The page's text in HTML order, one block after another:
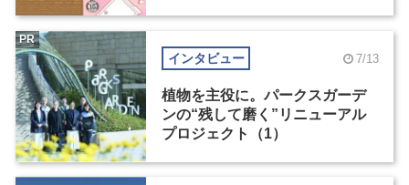
インタビュー 7/13
植物を主役に。パークスガーデ
ンの“残して磨く”リニューアル
プロジェクト（1）
PR